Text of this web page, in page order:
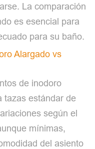
La comparación
es esencial para
para su baño.
Alargado vs
de inodoro
tazas estándar de
según el
mínimas,
del asiento